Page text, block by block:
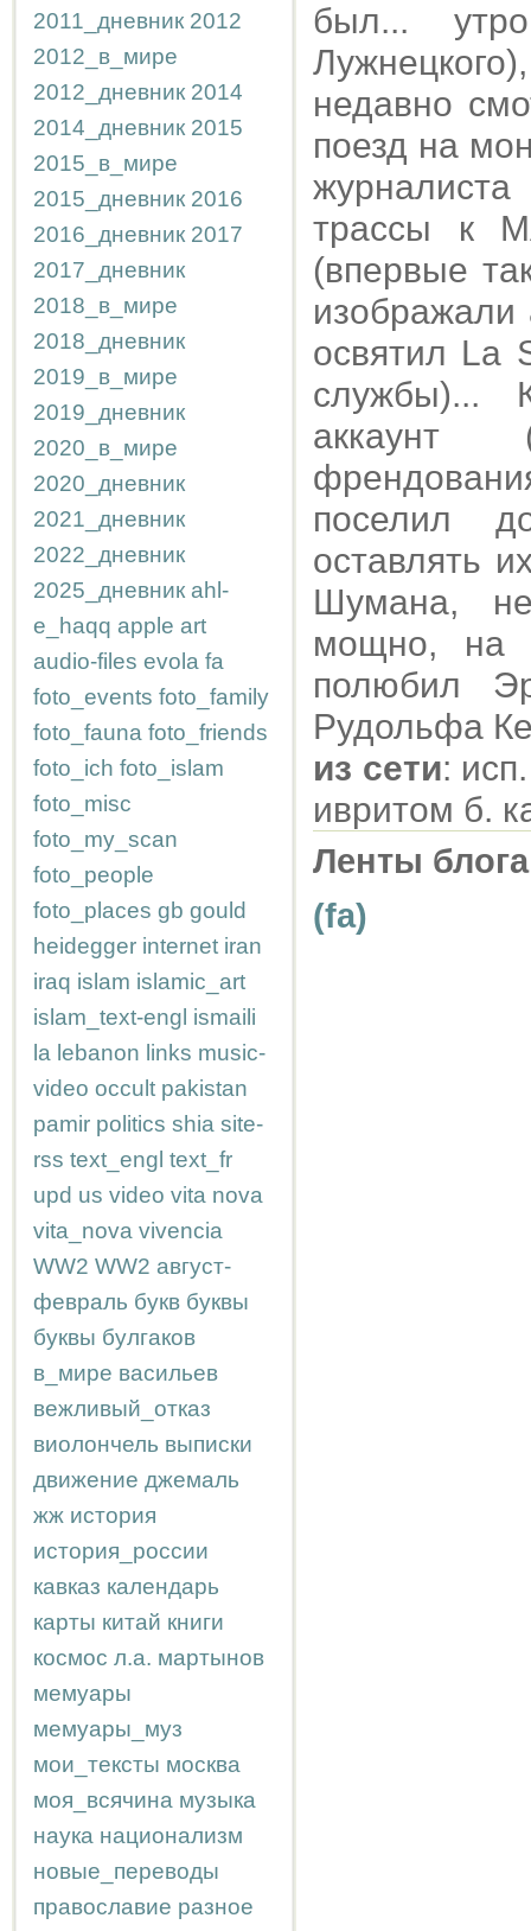
2011_дневник 2012
2012_в_мире
2012_дневник 2014
2014_дневник 2015
2015_в_мире
2015_дневник 2016
2016_дневник 2017
2017_дневник
2018_в_мире
2018_дневник
2019_в_мире
2019_дневник
2020_в_мире
2020_дневник
2021_дневник
2022_дневник
2025_дневник ahl-
e_haqq apple art
audio-files evola fa
foto_events foto_family
foto_fauna foto_friends
foto_ich foto_islam
foto_misc
foto_my_scan
foto_people
foto_places gb gould
heidegger internet iran
iraq islam islamic_art
islam_text-engl ismaili
la lebanon links music-
video occult pakistan
pamir politics shia site-
rss text_engl text_fr
upd us video vita nova
vita_nova vivencia
WW2 WW2 август-
февраль букв буквы
буквы булгаков
в_мире васильев
вежливый_отказ
виолончель выписки
движение джемаль
жж история
история_россии
кавказ календарь
карты китай книги
космос л.а. мартынов
мемуары
мемуары_муз
мои_тексты москва
моя_всячина музыка
наука национализм
новые_переводы
православие разное
был...
недавно
поезд на
трассы к
(впервые
изображали
освятил La
службы)...
аккаунт
поселил
оставлять
Шумана,
мощно, на
полюбил
Рудольфа
из сети:
ивритом б.
Ленты
(fa)